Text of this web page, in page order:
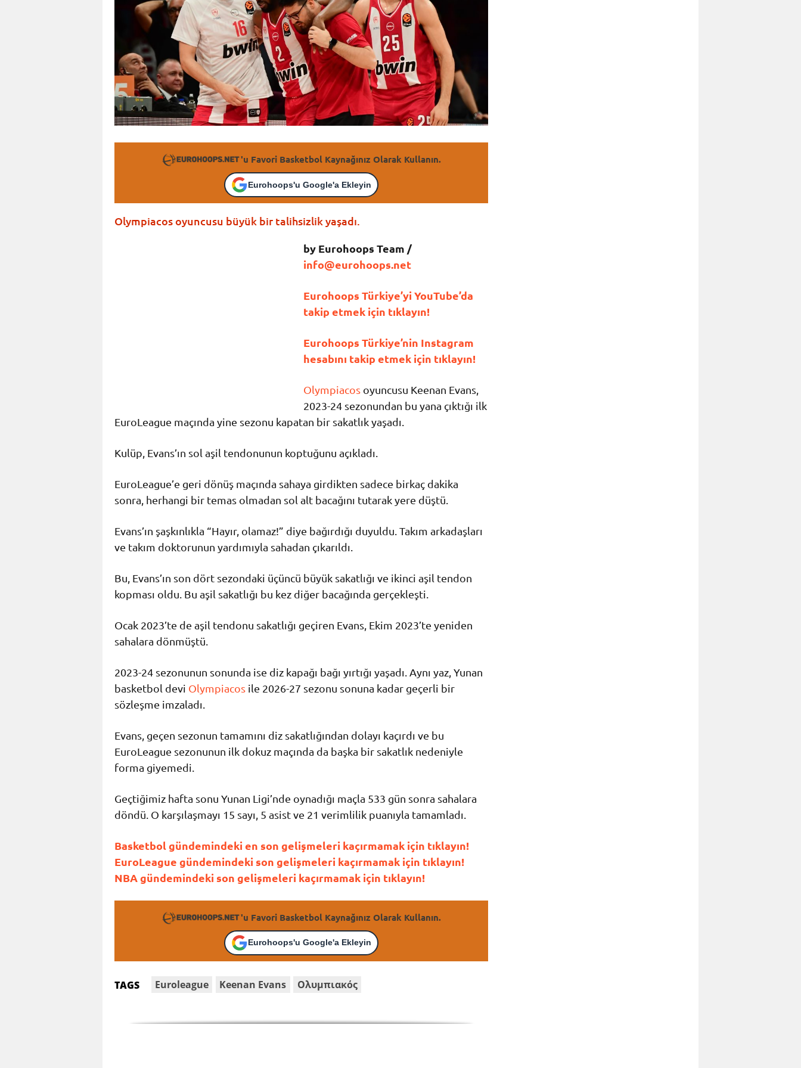
'u Favori Basketbol Kaynağınız Olarak Kullanın.
Eurohoops'u Google'a Ekleyin
Olympiacos oyuncusu büyük bir talihsizlik yaşadı.
by Eurohoops Team /
info@eurohoops.net
Eurohoops Türkiye’yi YouTube’da
takip etmek için tıklayın!
Eurohoops Türkiye’nin Instagram
hesabını takip etmek için tıklayın!
Olympiacosoyuncusu Keenan Evans,
2023-24 sezonundan bu yana çıktığı ilk
EuroLeague maçında yine sezonu kapatan bir sakatlık yaşadı.
Kulüp, Evans’ın sol aşil tendonunun koptuğunu açıkladı.
EuroLeague’e geri dönüş maçında sahaya girdikten sadece birkaç dakika
sonra, herhangi bir temas olmadan sol alt bacağını tutarak yere düştü.
Evans’ın şaşkınlıkla “Hayır, olamaz!” diye bağırdığı duyuldu. Takım arkadaşları
ve takım doktorunun yardımıyla sahadan çıkarıldı.
Bu, Evans’ın son dört sezondaki üçüncü büyük sakatlığı ve ikinci aşil tendon
kopması oldu. Bu aşil sakatlığı bu kez diğer bacağında gerçekleşti.
Ocak 2023’te de aşil tendonu sakatlığı geçiren Evans, Ekim 2023’te yeniden
sahalara dönmüştü.
2023-24 sezonunun sonunda ise diz kapağı bağı yırtığı yaşadı. Aynı yaz, Yunan
basketbol devi Olympiacos ile 2026-27 sezonu sonuna kadar geçerli bir
sözleşme imzaladı.
Evans, geçen sezonun tamamını diz sakatlığından dolayı kaçırdı ve bu
EuroLeague sezonunun ilk dokuz maçında da başka bir sakatlık nedeniyle
forma giyemedi.
Geçtiğimiz hafta sonu Yunan Ligi’nde oynadığı maçla 533 gün sonra sahalara
döndü. O karşılaşmayı 15 sayı, 5 asist ve 21 verimlilik puanıyla tamamladı.
Basketbol gündemindeki en son gelişmeleri kaçırmamak için tıklayın!
EuroLeague gündemindeki son gelişmeleri kaçırmamak için tıklayın!
NBA gündemindeki son gelişmeleri kaçırmamak için tıklayın!
'u Favori Basketbol Kaynağınız Olarak Kullanın.
Eurohoops'u Google'a Ekleyin
TAGS Euroleague Keenan Evans Oλυμπιακός